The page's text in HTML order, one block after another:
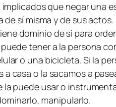
que negar una
sí misma y de sus actos.
dominio de sí para
tener a la persona
o una bicicleta. Si la
casa o la sacamos a
puede usar o
manipularlo.